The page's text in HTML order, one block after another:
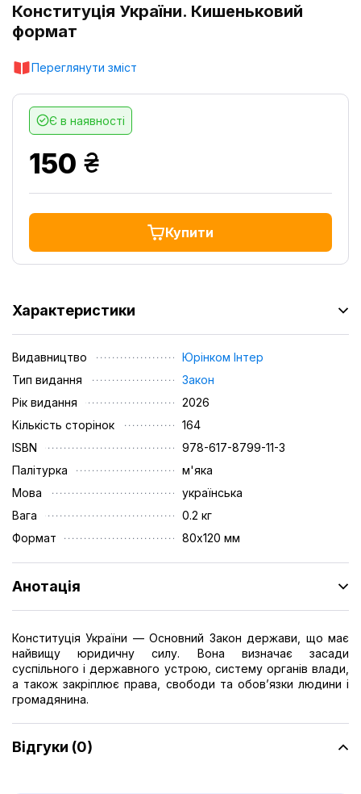
Конституція України. Кишеньковий
формат
Переглянути зміст
Є в наявності
150 грн.
Купити
Характеристики
Видавництво
Юрінком Iнтер
Тип видання
Закон
Рік видання
2026
Кількість сторінок
164
ISBN
978-617-8799-11-3
Палітурка
м'яка
Мова
українська
Вага
0.2 кг
Формат
80х120 мм
Анотація
Конституція України — Основний Закон держави, що має
найвищу юридичну силу. Вона визначає засади
суспільного і державного устрою, систему органів влади,
а також закріплює права, свободи та обов’язки людини і
громадянина.
Відгуки (0)